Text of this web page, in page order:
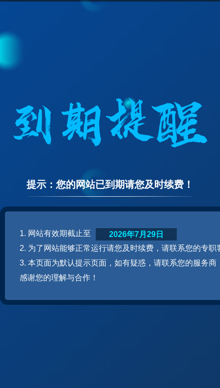
提示：您的网站已到期请您及时续费！
1. 网站有效期截止至
2. 为了网站能够正常运行请您及时续费，请联系您的专职
3. 本页面为默认提示页面，如有疑惑，请联系您的服务商
感谢您的理解与合作！
2026年7月29日